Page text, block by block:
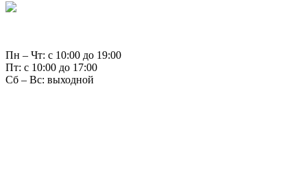
Пн – Чт: с 10:00 до 19:00
Пт: с 10:00 до 17:00
Сб – Вс: выходной